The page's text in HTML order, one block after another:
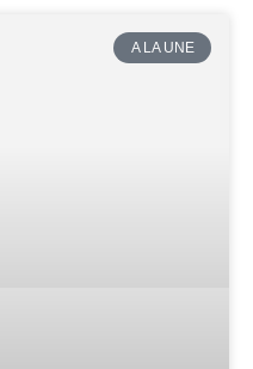
A LA UNE